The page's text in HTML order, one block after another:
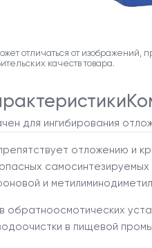
отличаться от изображений,
качеств товара.
для ингибирования
отложению и
и
обратноосмотических
в пищевой